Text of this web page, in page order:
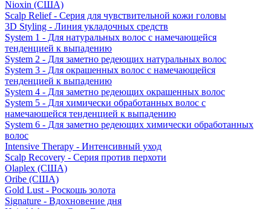
Nioxin (США)
Scalp Relief - Серия для чувствительной кожи головы
3D Styling - Линия укладочных средств
System 1 - Для натуральных волос с намечающейся
тенденцией к выпадению
System 2 - Для заметно редеющих натуральных волос
System 3 - Для окрашенных волос с намечающейся
тенденцией к выпадению
System 4 - Для заметно редеющих окрашенных волос
System 5 - Для химически обработанных волос с
намечающейся тенденцией к выпадению
System 6 - Для заметно редеющих химически обработанных
волос
Intensive Therapy - Интенсивный уход
Scalp Recovery - Серия против перхоти
Olaplex (США)
Oribe (США)
Gold Lust - Роскошь золота
Signature - Вдохновение дня